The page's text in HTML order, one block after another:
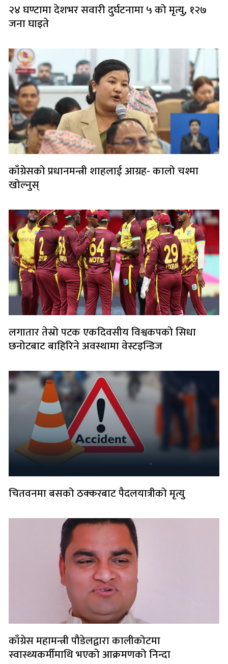
२४ घण्टामा देशभर सवारी दुर्घटनामा ५ को मृत्यु, १२७
जना घाइते
काँग्रेसको प्रधानमन्त्री शाहलाई आग्रह- कालो चश्मा
खोल्नुस्
लगातार तेस्रो पटक एकदिवसीय विश्वकपको सिधा
छनोटबाट बाहिरिने अवस्थामा वेस्टइन्डिज
चितवनमा बसको ठक्करबाट पैदलयात्रीको मृत्यु
काँग्रेस महामन्त्री पौडेलद्वारा कालीकोटमा
स्वास्थ्यकर्मीमाथि भएको आक्रमणको निन्दा